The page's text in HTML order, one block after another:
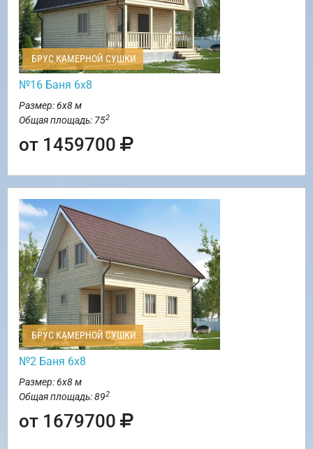
БРУС КАМЕРНОЙ СУШКИ
№16 Баня 6х8
Размер: 6х8 м
Общая площадь: 752
от 1459700
БРУС КАМЕРНОЙ СУШКИ
№2 Баня 6х8
Размер: 6х8 м
Общая площадь: 892
от 1679700